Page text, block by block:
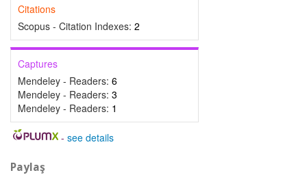
Citations
Scopus - Citation Indexes: 2
Captures
Mendeley - Readers: 6
Mendeley - Readers: 3
Mendeley - Readers: 1
- see details
Paylaş